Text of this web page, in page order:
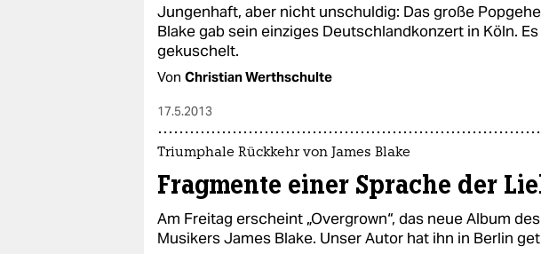
Jungenhaft, aber nicht unschuldig: Das große
Blake gab sein einziges Deutschlandkonzert in Köln.
gekuschelt.
Von Christian Werthschulte
17.5.2013
Triumphale Rückkehr von James Blake
Fragmente einer Sprache der
Am Freitag erscheint „Overgrown“, das neue Album
Musikers James Blake. Unser Autor hat ihn in Berlin